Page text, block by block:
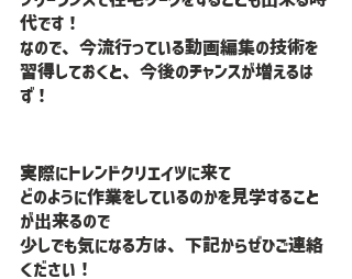
代です！
なので、今流行っている動画編集の技術を
習得しておくと、今後のチャンスが増えるは
ず！
実際にトレンドクリエイツに来て
どのように作業をしているのかを見学すること
が出来るので
少しでも気になる方は、下記からぜひご連絡
ください！